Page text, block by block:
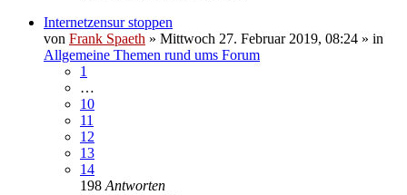
Internetzensur stoppen
von Frank Spaeth » Mittwoch 27. Februar 2019, 08:24 » in
Allgemeine Themen rund ums Forum
1
…
10
11
12
13
14
198 Antworten